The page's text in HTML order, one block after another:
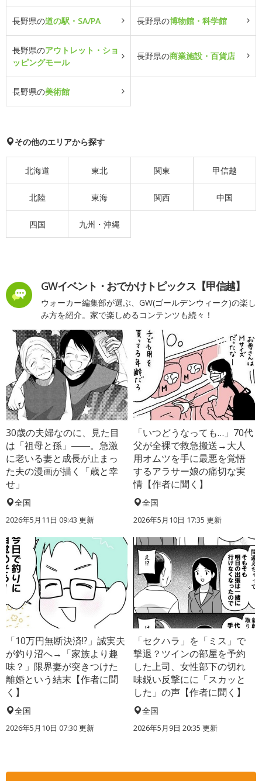
長野県の道の駅・SA/PA 長野県の博物館・科学館
長野県のアウトレット・ショ
ッピングモール
長野県の商業施設・百貨店
長野県の美術館
その他のエリアから探す
北海道 東北 関東 甲信越
北陸 東海 関西 中国
四国 九州・沖縄
GWイベント・おでかけトピックス【甲信越】
ウォーカー編集部が選ぶ、GW(ゴールデンウィーク)の楽し
み方を紹介。家で楽しめるコンテンツも続々！
30歳の夫婦なのに、見た目
は「祖母と孫」――。急激
に老いる妻と成長が止まっ
た夫の漫画が描く「歳と幸
せ」
全国
2026年5月11日 09:43 更新
「いつどうなっても…」70代
父が全裸で救急搬送→大人
用オムツを手に最悪を覚悟
するアラサー娘の痛切な実
情【作者に聞く】
全国
2026年5月10日 17:35 更新
「10万円無断決済!?」誠実夫
が釣り沼へ→「家族より趣
味？」限界妻が突きつけた
離婚という結末【作者に聞
く】
全国
2026年5月10日 07:30 更新
「セクハラ」を「ミス」で
撃退？ツインの部屋を予約
した上司、女性部下の切れ
味鋭い反撃にに「スカッと
した」の声【作者に聞く】
全国
2026年5月9日 20:35 更新